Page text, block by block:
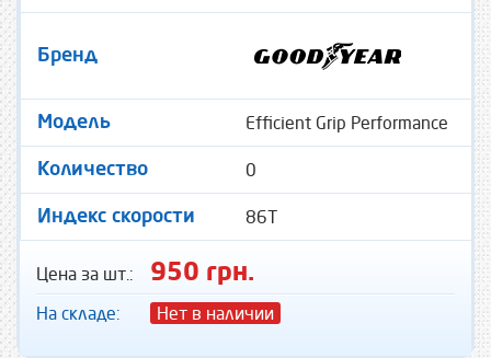
Бренд
Модель Efficient Grip Performance
Количество 0
Индекс скорости 86T
Цена за шт.: 950 грн.
На складе: Нет в наличии